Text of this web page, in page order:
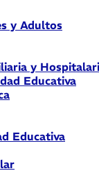
y Adultos
y
Educativa
Educativa